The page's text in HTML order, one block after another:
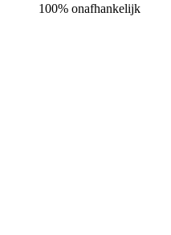
100% onafhankelijk